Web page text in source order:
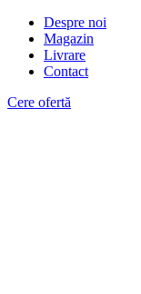
Despre noi
Magazin
Livrare
Contact
Cere ofertă